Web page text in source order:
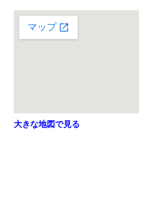
大きな地図で見る